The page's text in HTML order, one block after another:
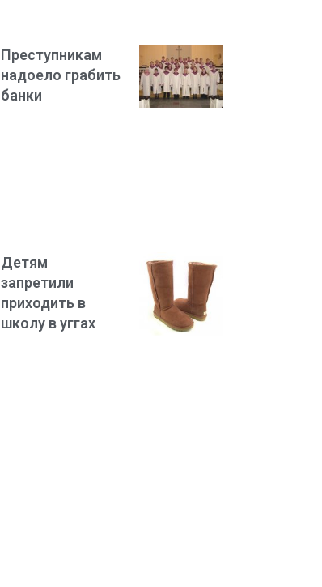
Преступникам
надоело грабить
банки
Детям
запретили
приходить в
школу в уггах